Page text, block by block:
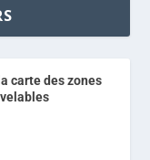
carte des zones